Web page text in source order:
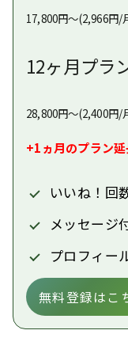
17,800円〜(2,966円/
12ヶ月プラ
28,800円〜(2,400円/
+1ヵ月のプラン延
いいね！回
メッセージ
プロフィー
無料登録はこ